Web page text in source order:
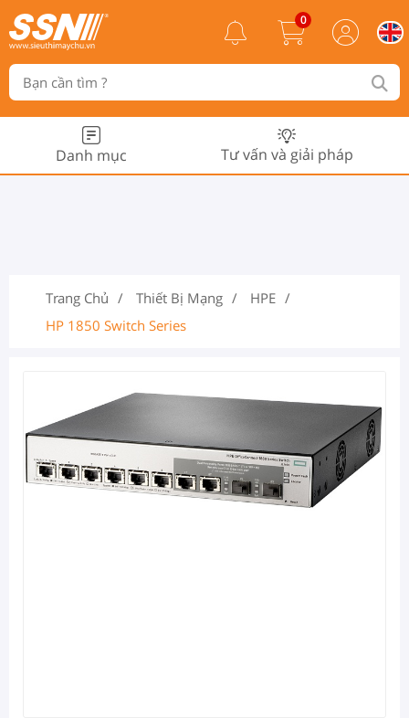
0
Danh mục Tư vấn và giải pháp
Trang Chủ Thiết Bị Mạng
HPE
HP 1850 Switch Series